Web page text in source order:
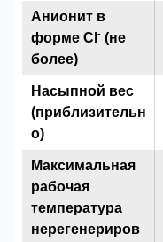
Анионит в
форме Cl - (не
более)
Насыпной вес
(приблизительн
о)
Максимальная
рабочая
температура
нерегенериров